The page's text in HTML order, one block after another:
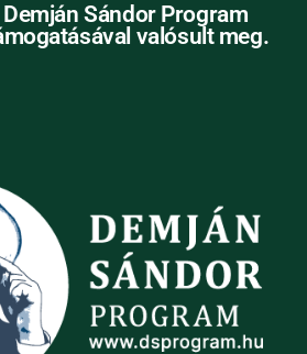
Sándor Program
valósult meg.